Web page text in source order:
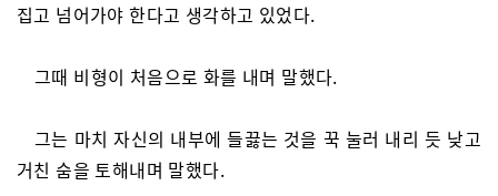
집고 넘어가야 한다고 생각하고 있었다.
그때 비형이 처음으로 화를 내며 말했다.
그는 마치 자신의 내부에 들끓는 것을 꾹 눌러 내리 듯 낮고
거친 숨을 토해내며 말했다.